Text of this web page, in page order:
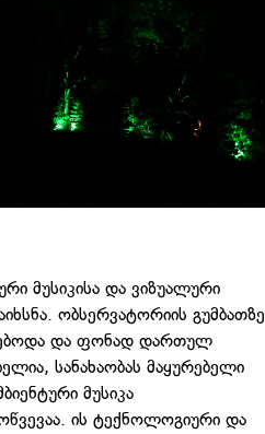
მუსიკისა და ვიზუალური
ობსერვატორიის გუმბათზე
და ფონად დართულ
სანახაობას მაყურებელი
მუსიკა
ის ტექნოლოგიური და